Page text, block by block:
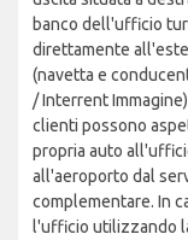
banco dell'ufficio
direttamente
(navetta e
/ Interrent
clienti possono
propria auto
all'aeroporto dal
complementare. In
l'ufficio utilizzando